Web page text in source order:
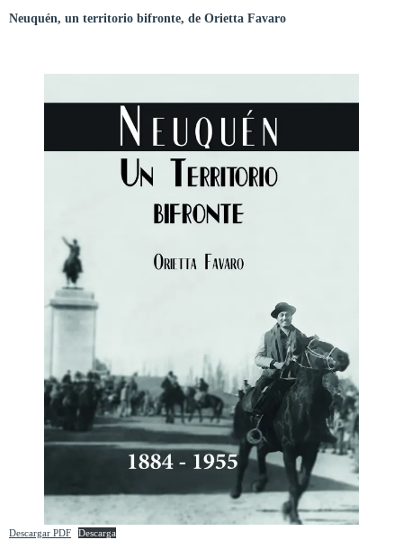
Neuquén, un territorio bifronte, de Orietta Favaro
Descargar PDF Descarga